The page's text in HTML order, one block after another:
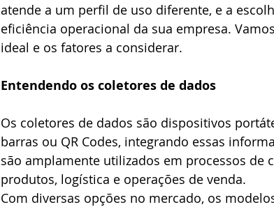
atende a um perfil de uso diferente, e a
eficiência operacional da sua empresa.
ideal e os fatores a considerar.
Entendendo os coletores de dados
Os coletores de dados são dispositivos
barras ou QR Codes, integrando essas
são amplamente utilizados em processos de
produtos, logística e operações de venda.
Com diversas opções no mercado, os